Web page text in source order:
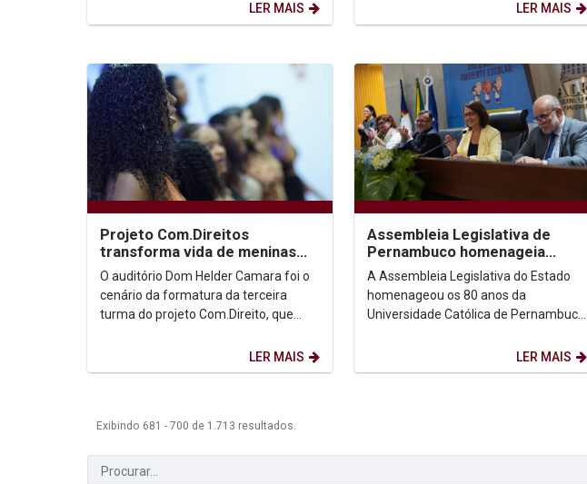
LER MAIS LER MAIS
Projeto Com.Direitos
transforma vida de meninas
com apoio da Unicap
O auditório Dom Helder Camara foi o
cenário da formatura da terceira
turma do projeto Com.Direito, que
LER MAIS
Assembleia Legislativa de
Pernambuco homenageia
Unicap pelos seus 80 anos
A Assembleia Legislativa do Estado
homenageou os 80 anos da
Universidade Católica de Pernambuco
desta quinta-feira (15). A...LER MAIS
Exibindo 681 - 700 de 1.713 resultados.